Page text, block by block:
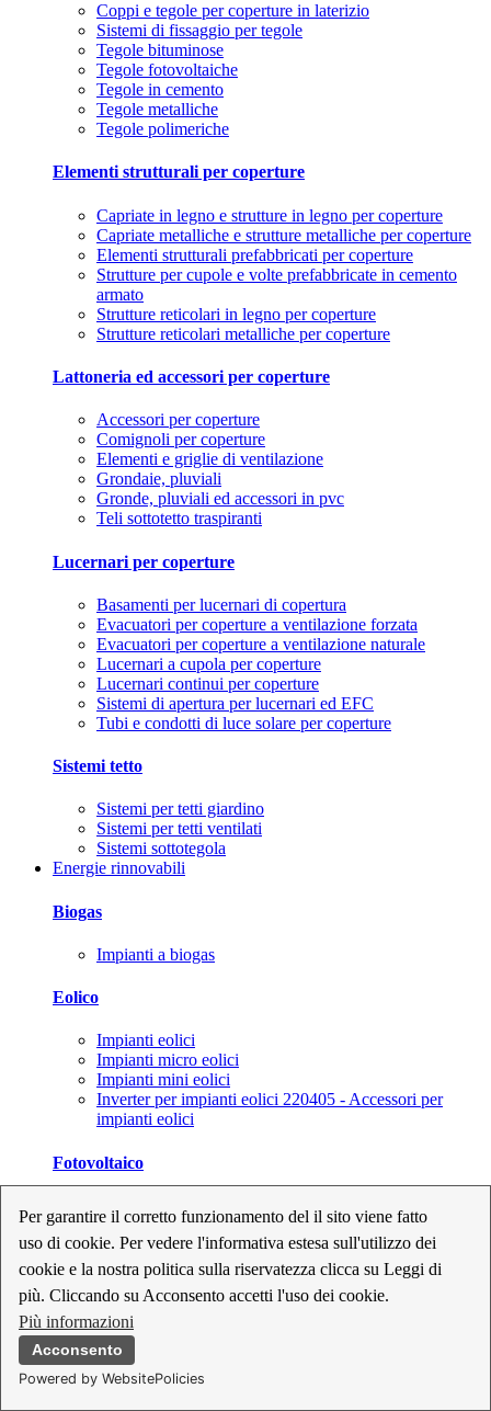
Per garantire il corretto funzionamento del il sito viene fatto
uso di cookie. Per vedere l'informativa estesa sull'utilizzo dei
cookie e la nostra politica sulla riservatezza clicca su Leggi di
più. Cliccando su Acconsento accetti l'uso dei cookie.
Più informazioni
Acconsento
Powered by WebsitePolicies
Coppi e tegole per coperture in laterizio
Sistemi di fissaggio per tegole
Tegole bituminose
Tegole fotovoltaiche
Tegole in cemento
Tegole metalliche
Tegole polimeriche
Elementi strutturali per coperture
Capriate in legno e strutture in legno per coperture
Capriate metalliche e strutture metalliche per coperture
Elementi strutturali prefabbricati per coperture
Strutture per cupole e volte prefabbricate in cemento
armato
Strutture reticolari in legno per coperture
Strutture reticolari metalliche per coperture
Lattoneria ed accessori per coperture
Accessori per coperture
Comignoli per coperture
Elementi e griglie di ventilazione
Grondaie, pluviali
Gronde, pluviali ed accessori in pvc
Teli sottotetto traspiranti
Lucernari per coperture
Basamenti per lucernari di copertura
Evacuatori per coperture a ventilazione forzata
Evacuatori per coperture a ventilazione naturale
Lucernari a cupola per coperture
Lucernari continui per coperture
Sistemi di apertura per lucernari ed EFC
Tubi e condotti di luce solare per coperture
Sistemi tetto
Sistemi per tetti giardino
Sistemi per tetti ventilati
Sistemi sottotegola
Energie rinnovabili
Biogas
Impianti a biogas
Eolico
Impianti eolici
Impianti micro eolici
Impianti mini eolici
Inverter per impianti eolici 220405 - Accessori per
impianti eolici
Fotovoltaico
Inverter per impianti fotovoltaici
Kit per impianti fotovoltaici
Moduli fotovoltaici
Sistemi di monitoraggio per impianti fotovoltaici
Strumenti di collaudo e configurazione per impianti
fotovoltaici
Supporti per impianti fotovoltaici
Geotermia